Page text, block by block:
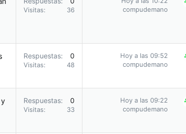
Visitas 36
compudemano
Respuestas 0
Visitas 48
Hoy a las 09:52
compudemano
Respuestas 0
Visitas 33
Hoy a las 09:22
compudemano